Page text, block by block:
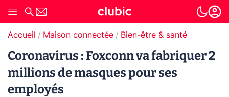
Accueil Maison connectée Bien-être & santé
Coronavirus : Foxconn va fabriquer 2
millions de masques pour ses
employés